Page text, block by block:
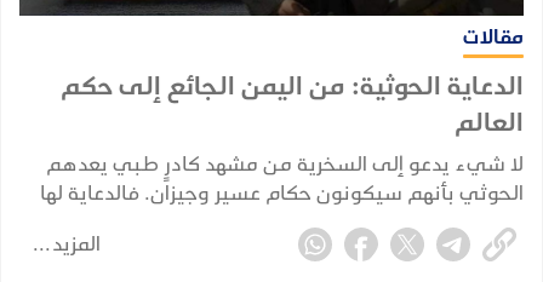
مقالات
الدعاية الحوثية: من اليمن الجائع إلى حكم
العالم
لا شيء يدعو إلى السخرية من مشهد كادرٍ طبي يعدهم
الحوثي بأنهم سيكونون حكام عسير وجيزان. فالدعاية لها
جذر حقيقي في اطماع الجماعة وتدغدغ أحلام البائسين
وتعزز لديهم إحساسهم بالمظلومية.
المزيد